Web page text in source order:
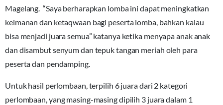
Magelang. “Saya berharapkan lomba ini dapat meningkatkan
keimanan dan ketaqwaan bagi peserta lomba, bahkan kalau
bisa menjadi juara semua” katanya ketika menyapa anak anak
dan disambut senyum dan tepuk tangan meriah oleh para
peserta dan pendamping.
Untuk hasil perlombaan, terpilih 6 juara dari 2 kategori
perlombaan, yang masing-masing dipilih 3 juara dalam 1